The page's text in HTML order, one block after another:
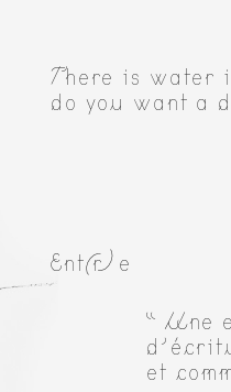
There is water
do you want a
Ent(r)e
“ Une
et